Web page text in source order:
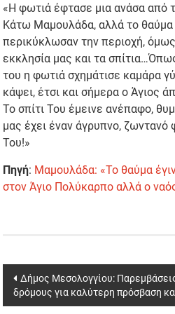
«Η φωτιά έφτασε μια ανάσα από
Κάτω Μαμουλάδα, αλλά το θαύμα
περικύκλωσαν την περιοχή,
εκκλησία μας και τα
του η φωτιά σχημάτισε καμάρα
κάψει, έτσι και σήμερα ο Άγιος
Το σπίτι Του έμεινε ανέπαφο,
μας έχει έναν άγρυπνο,
Του!»
Πηγή: Μαμουλάδα: «Το θαύμα
στον Άγιο Πολύκαρπο αλλά ο
Post
navigation
Δήμος Μεσολογγίου:
δρόμους για καλύτερη πρόσβαση